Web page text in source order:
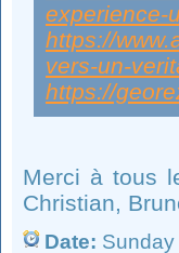
experience-
https://
vers-un-
https://
Merci à tous
Christian,
Date: